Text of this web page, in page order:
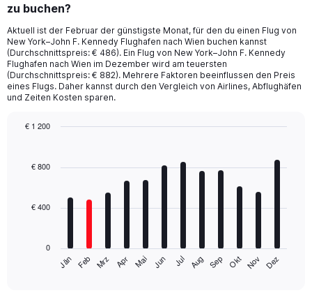
zu buchen?
Aktuell ist der Februar der günstigste Monat, für den du einen Flug von
New York–John F. Kennedy Flughafen nach Wien buchen kannst
(Durchschnittspreis: € 486). Ein Flug von New York–John F. Kennedy
Flughafen nach Wien im Dezember wird am teuersten
(Durchschnittspreis: € 882). Mehrere Faktoren beeinflussen den Preis
eines Flugs. Daher kannst durch den Vergleich von Airlines, Abflughäfen
und Zeiten Kosten sparen.
with
The
Jän Feb Mrz Apr Mai Jun Jul Aug Sep Okt Nov Dez
0
€ 400
€ 800
€ 1 200